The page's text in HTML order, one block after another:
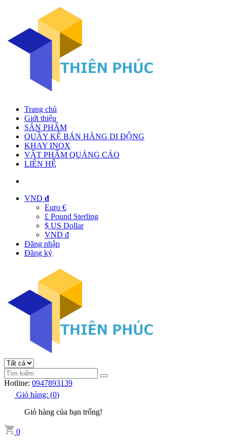
Trang chủ
Giới thiệu
SẢN PHẨM
QUẦY KỆ BÁN HÀNG DI ĐỘNG
KHAY INOX
VẬT PHẨM QUẢNG CÁO
LIÊN HỆ
VND đ
Euro €
£ Pound Sterling
$ US Dollar
VND đ
Đăng nhập
Đăng ký
Hotline: 0947893139
Giỏ hàng: (0)
Giỏ hàng của bạn trống!
0